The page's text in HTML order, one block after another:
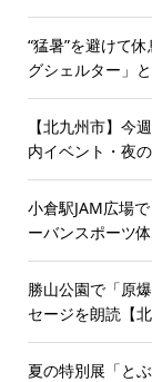
“猛暑”を避けて
グシェルター」
【北九州市】今
内イベント・夜
小倉駅JAM広場
ーバンスポーツ
勝山公園で「原
セージを朗読【
夏の特別展「と